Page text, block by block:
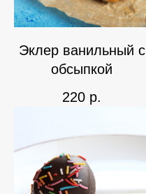
Эклер ванильный с
обсыпкой
220 р.